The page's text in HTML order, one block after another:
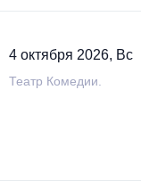
4 октября 2026, Вс
Театр Комедии.